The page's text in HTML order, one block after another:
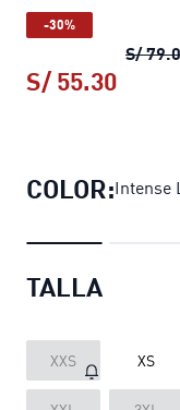
-30%
S/
S/ 55.30
COLOR:Intense
TALLA
XXS XS